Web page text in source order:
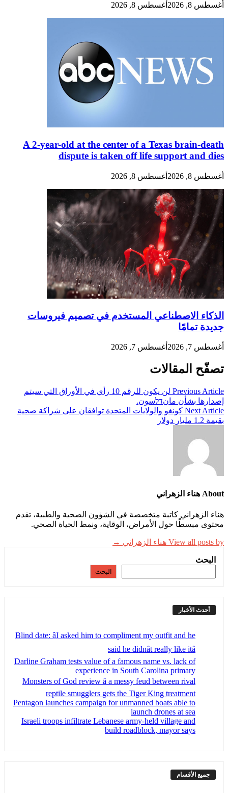
أغسطس 8, 2026 أغسطس 8, 2026
A 2-year-old at the center of a Texas brain-death
dispute is taken off life support and dies
أغسطس 8, 2026 أغسطس 8, 2026
الذكاء الاصطناعي المستخدم في تصميم فيروسات
جديدة تمامًا
أغسطس 7, 2026 أغسطس 7, 2026
تصفّح المقالات
Previous Article
لن يكون للرقم 10 رأي في الأوراق التي سيتم
إصدارها بشأن مانדלسون.
Next Article كونغو والولايات المتحدة توافقان على شراكة صحية
بقيمة 1.2 مليار دولار
About هناء الزهراني
هناء الزهراني كاتبة متخصصة في الشؤون الصحية والطبية، تقدم
محتوى مبسطًا حول الأمراض، الوقاية، ونمط الحياة الصحي.
View all posts by هناء الزهراني →
البحث
البحث
أحدث الأخبار
Blind date: âI asked him to compliment my outfit and he
said he didnât really like itâ
Darline Graham tests value of a famous name vs. lack of
experience in South Carolina primary
Monsters of God review â a messy feud between rival
reptile smugglers gets the Tiger King treatment
Pentagon launches campaign for unmanned boats able to
launch drones at sea
Israeli troops infiltrate Lebanese army-held village and
build roadblock, mayor says
جميع الأقسام